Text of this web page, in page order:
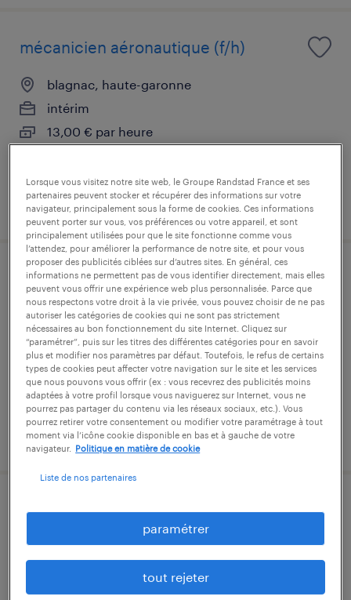
mécanicien aéronautique (f/h)
blagnac, haute-garonne
intérim
13,00 € par heure
publié le 4 août 2026
mécanicien aéronautique (f/h)
marignane, bouches-du-rhône
intérim
15,01 € par heure
publié le 5 août 2026
mécanicien aéronautique (f/h)
méru, oise
13,00 € par heure
Lorsque vous visitez notre site web, le Groupe Randstad France et ses
partenaires peuvent stocker et récupérer des informations sur votre
navigateur, principalement sous la forme de cookies. Ces informations
peuvent porter sur vous, vos préférences ou votre appareil, et sont
principalement utilisées pour que le site fonctionne comme vous
l’attendez, pour améliorer la performance de notre site, et pour vous
proposer des publicités ciblées sur d’autres sites. En général, ces
informations ne permettent pas de vous identifier directement, mais elles
peuvent vous offrir une expérience web plus personnalisée. Parce que
nous respectons votre droit à la vie privée, vous pouvez choisir de ne pas
autoriser les catégories de cookies qui ne sont pas strictement
nécessaires au bon fonctionnement du site Internet. Cliquez sur
“paramétrer”, puis sur les titres des différentes catégories pour en savoir
plus et modifier nos paramètres par défaut. Toutefois, le refus de certains
types de cookies peut affecter votre navigation sur le site et les services
que nous pouvons vous offrir (ex : vous recevrez des publicités moins
adaptées à votre profil lorsque vous naviguerez sur Internet, vous ne
pourrez pas partager du contenu via les réseaux sociaux, etc.). Vous
pourrez retirer votre consentement ou modifier votre paramétrage à tout
moment via l’icône cookie disponible en bas et à gauche de votre
navigateur.
Politique en matière de cookie
Liste de nos partenaires
paramétrer
tout rejeter